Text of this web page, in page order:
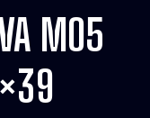
MO5